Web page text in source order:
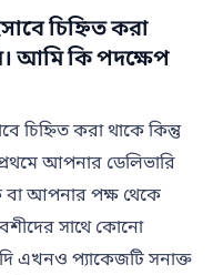
চিহ্নিত করা
আমি কি পদক্ষেপ
চিহ্নিত করা থাকে কিন্তু
আপনার ডেলিভারি
আপনার পক্ষ থেকে
সাথে কোনো
এখনও প্যাকেজটি সনাক্ত